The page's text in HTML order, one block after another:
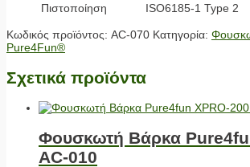
Πιστοποίηση ISO6185-1 Type 2
Κωδικός προϊόντος: AC-070 Κατηγορία:
Pure4Fun®
Σχετικά προϊόντα
Φουσκωτή Βάρκα
AC-010